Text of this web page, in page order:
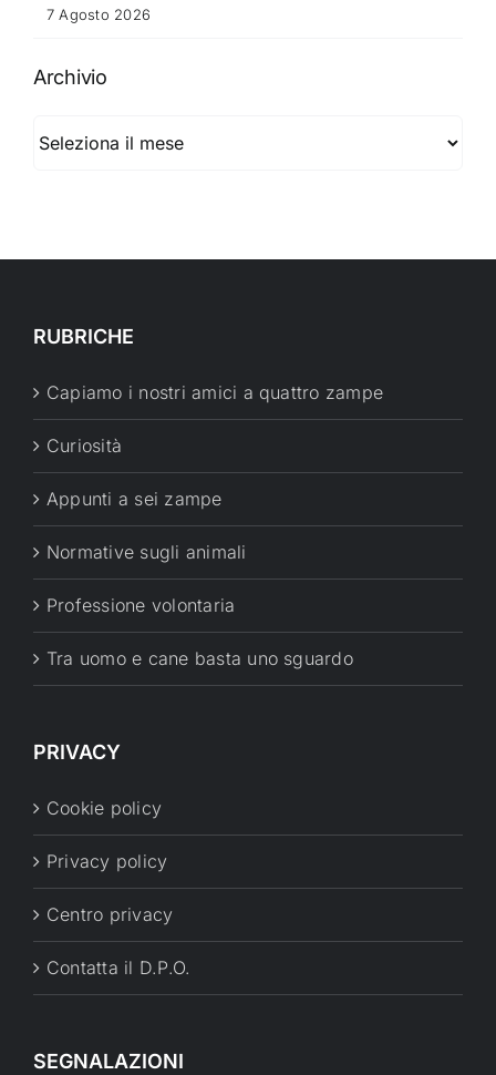
7 Agosto 2026
Archivio
RUBRICHE
Capiamo i nostri amici a quattro zampe
Curiosità
Appunti a sei zampe
Normative sugli animali
Professione volontaria
Tra uomo e cane basta uno sguardo
PRIVACY
Cookie policy
Privacy policy
Centro privacy
Contatta il D.P.O.
SEGNALAZIONI